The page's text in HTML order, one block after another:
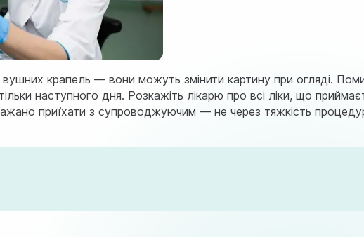
крапель — вони можуть змінити картину при огляді.
наступного дня. Розкажіть лікарю про всі ліки, що
приїхати з супроводжуючим — не через тяжкість